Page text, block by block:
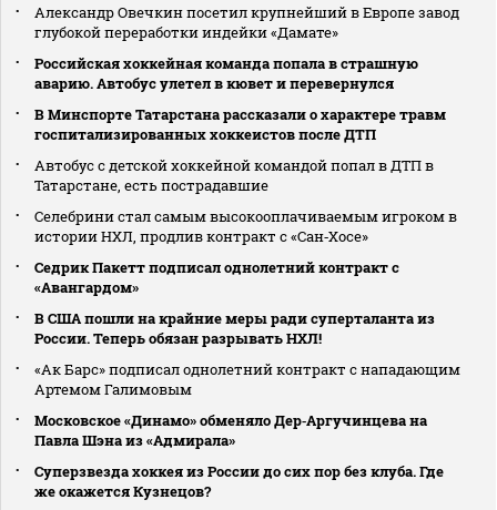
Александр Овечкин посетил крупнейший в Европе завод
глубокой переработки индейки «Дамате»
Российская хоккейная команда попала в страшную
аварию. Автобус улетел в кювет и перевернулся
В Минспорте Татарстана рассказали о характере травм
госпитализированных хоккеистов после ДТП
Автобус с детской хоккейной командой попал в ДТП в
Татарстане, есть пострадавшие
Селебрини стал самым высокооплачиваемым игроком в
истории НХЛ, продлив контракт с «Сан‑Хосе»
Седрик Пакетт подписал однолетний контракт с
«Авангардом»
В США пошли на крайние меры ради суперталанта из
России. Теперь обязан разрывать НХЛ!
«Ак Барс» подписал однолетний контракт с нападающим
Артемом Галимовым
Московское «Динамо» обменяло Дер‑Аргучинцева на
Павла Шэна из «Адмирала»
Суперзвезда хоккея из России до сих пор без клуба. Где
же окажется Кузнецов?